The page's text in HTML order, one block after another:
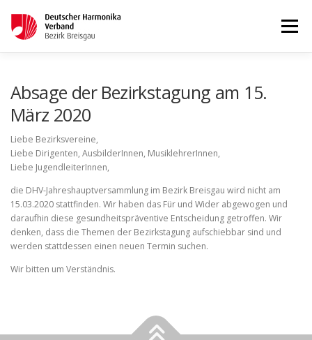
Menü
Absage der Bezirkstagung am 15.
März 2020
Liebe Bezirksvereine,
Liebe Dirigenten, AusbilderInnen, MusiklehrerInnen,
Liebe JugendleiterInnen,
die DHV-Jahreshauptversammlung im Bezirk Breisgau wird nicht am
15.03.2020 stattfinden. Wir haben das Für und Wider abgewogen und
daraufhin diese gesundheitspräventive Entscheidung getroffen. Wir
denken, dass die Themen der Bezirkstagung aufschiebbar sind und
werden stattdessen einen neuen Termin suchen.
Wir bitten um Verständnis.